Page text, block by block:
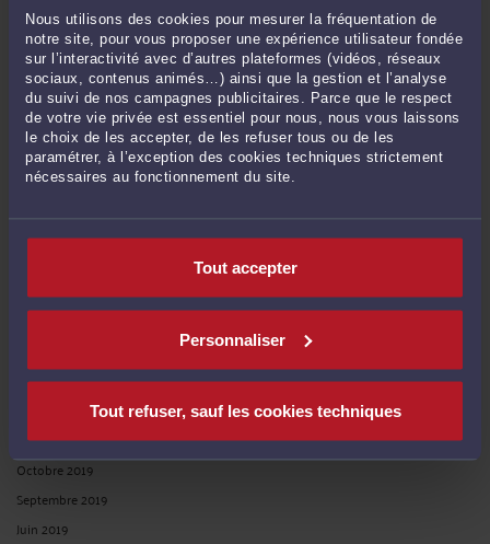
Nous utilisons des cookies pour mesurer la fréquentation de
notre site, pour vous proposer une expérience utilisateur fondée
sur l’interactivité avec d’autres plateformes (vidéos, réseaux
sociaux, contenus animés…) ainsi que la gestion et l’analyse
du suivi de nos campagnes publicitaires. Parce que le respect
de votre vie privée est essentiel pour nous, nous vous laissons
le choix de les accepter, de les refuser tous ou de les
paramétrer, à l’exception des cookies techniques strictement
nécessaires au fonctionnement du site.
Tout accepter
Personnaliser
Tout refuser, sauf les cookies techniques
Avril 2021
Mars 2021
Janvier 2021
Décembre 2020
Novembre 2020
Octobre 2020
Juillet 2020
Avril 2020
Janvier 2020
Décembre 2019
Novembre 2019
Octobre 2019
Septembre 2019
Juin 2019